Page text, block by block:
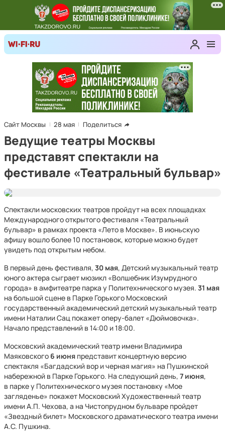
Сайт Москвы 28 мая Поделиться
Ведущие театры Москвы
представят спектакли на
фестивале «Театральный бульвар»
Спектакли московских театров пройдут на всех площадках
Международного открытого фестиваля «Театральный
бульвар» в рамках проекта «Лето в Москве». В июньскую
афишу вошло более 10 постановок, которые можно будет
увидеть под открытым небом.
В первый день фестиваля, 30 мая, Детский музыкальный театр
юного актера сыграет мюзикл «Волшебник Изумрудного
города» в амфитеатре парка у Политехнического музея. 31 мая
на большой сцене в Парке Горького Московский
государственный академический детский музыкальный театр
имени Наталии Сац покажет оперу-балет «Дюймовочка».
Начало представлений в 14:00 и 18:00.
Московский академический театр имени Владимира
Маяковского 6 июня представит концертную версию
спектакля «Багдадский вор и черная магия» на Пушкинской
набережной в Парке Горького. На следующий день, 7 июня,
в парке у Политехнического музея постановку «Мое
загляденье» покажет Московский Художественный театр
имени А.П. Чехова, а на Чистопрудном бульваре пройдет
«Звездный билет» Московского драматического театра имени
А.С. Пушкина.